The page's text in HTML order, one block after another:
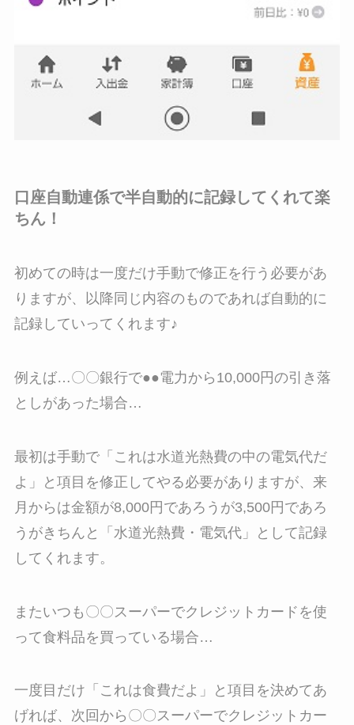
口座自動連係で半自動的に記録してくれて楽
ちん！
初めての時は一度だけ手動で修正を行う必要があ
りますが、以降同じ内容のものであれば自動的に
記録していってくれます♪
例えば…〇〇銀行で●●電力から10,000円の引き落
としがあった場合…
最初は手動で「これは水道光熱費の中の電気代だ
よ」と項目を修正してやる必要がありますが、来
月からは金額が8,000円であろうが3,500円であろ
うがきちんと「水道光熱費・電気代」として記録
してくれます。
またいつも〇〇スーパーでクレジットカードを使
って食料品を買っている場合…
一度目だけ「これは食費だよ」と項目を決めてあ
げれば、次回から〇〇スーパーでクレジットカー